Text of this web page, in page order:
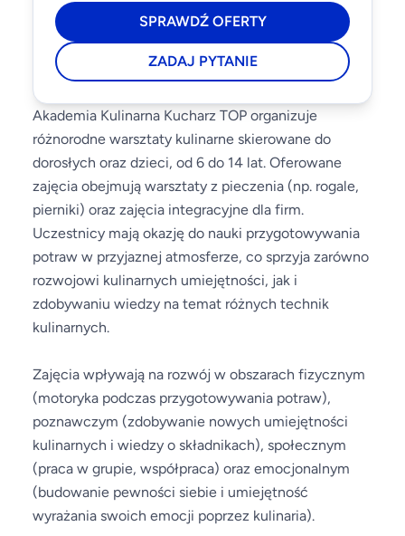
SPRAWDŹ OFERTY
ZADAJ PYTANIE
Akademia Kulinarna Kucharz TOP organizuje
różnorodne warsztaty kulinarne skierowane do
dorosłych oraz dzieci, od 6 do 14 lat. Oferowane
zajęcia obejmują warsztaty z pieczenia (np. rogale,
pierniki) oraz zajęcia integracyjne dla firm.
Uczestnicy mają okazję do nauki przygotowywania
potraw w przyjaznej atmosferze, co sprzyja zarówno
rozwojowi kulinarnych umiejętności, jak i
zdobywaniu wiedzy na temat różnych technik
kulinarnych.
Zajęcia wpływają na rozwój w obszarach fizycznym
(motoryka podczas przygotowywania potraw),
poznawczym (zdobywanie nowych umiejętności
kulinarnych i wiedzy o składnikach), społecznym
(praca w grupie, współpraca) oraz emocjonalnym
(budowanie pewności siebie i umiejętność
wyrażania swoich emocji poprzez kulinaria).